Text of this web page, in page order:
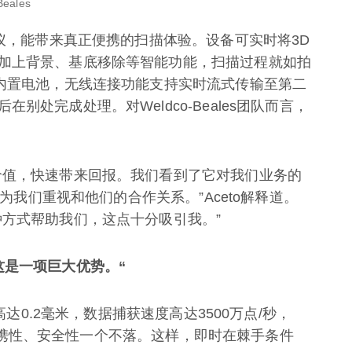
能带来真正便携的扫描体验。设备可实时将3D
上背景、基底移除等智能功能，扫描过程就如拍
电池，无线连接功能支持实时流式传输至第二
别处完成处理。对Weldco-Beales团队而言，
，快速带来回报。我们看到了它对我们业务的
们重视和他们的合作关系。”Aceto解释道。
式帮助我们，这点十分吸引我。”
一项巨大优势。“
0.2毫米，数据捕获速度高达3500万点/秒，
、安全性一个不落。这样，即时在棘手条件